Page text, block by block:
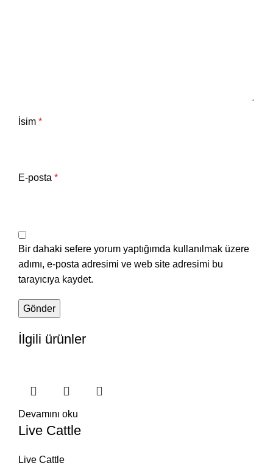
İsim *
E-posta *
Bir dahaki sefere yorum yaptığımda kullanılmak üzere
adımı, e-posta adresimi ve web site adresimi bu
tarayıcıya kaydet.
İlgili ürünler
Devamını oku
Live Cattle
Live Cattle